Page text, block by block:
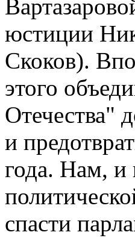
юстиции
Скоков).
этого
Отечества"
и
года. Нам, и
спасти